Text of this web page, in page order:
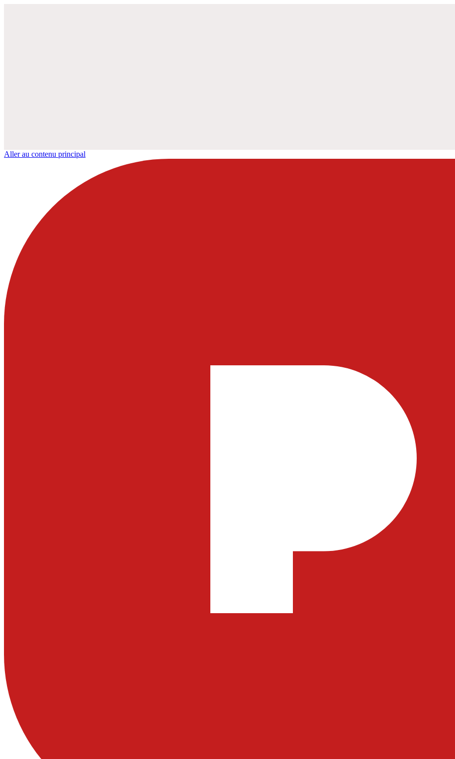
Aller au contenu principal